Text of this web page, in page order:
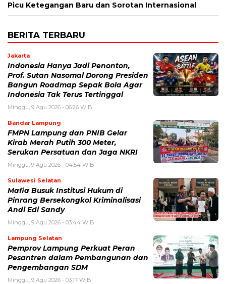
Picu Ketegangan Baru dan Sorotan Internasional
BERITA TERBARU
Jakarta
Indonesia Hanya Jadi Penonton,
Prof. Sutan Nasomal Dorong Presiden
Bangun Roadmap Sepak Bola Agar
Indonesia Tak Terus Tertinggal
Minggu, 9 Agu 2026 - 06:26 WIB
Bandar Lampung
FMPN Lampung dan PNIB Gelar
Kirab Merah Putih 300 Meter,
Serukan Persatuan dan Jaga NKRI
Minggu, 9 Agu 2026 - 04:54 WIB
Sulawesi Selatan
Mafia Busuk Institusi Hukum di
Pinrang Bersekongkol Kriminalisasi
Andi Edi Sandy
Minggu, 9 Agu 2026 - 03:44 WIB
Lampung Selatan
Pemprov Lampung Perkuat Peran
Pesantren dalam Pembangunan dan
Pengembangan SDM
Minggu, 9 Agu 2026 - 03:17 WIB